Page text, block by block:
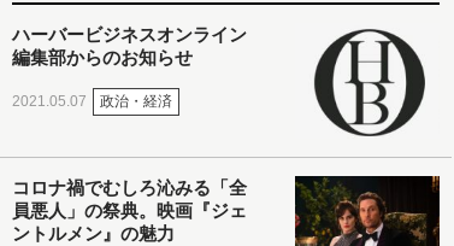
ハーバービジネスオンライン
編集部からのお知らせ
2021.05.07 政治・経済
コロナ禍でむしろ沁みる「全
員悪人」の祭典。映画『ジェ
ントルメン』の魅力